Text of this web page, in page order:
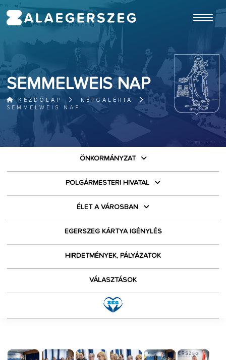
SEMMELWEIS NAP
KEZDŐLAP
KÉPGALÉRIA
SEMMELWEIS NAP
ÖNKORMÁNYZAT
POLGÁRMESTERI HIVATAL
ÉLET A VÁROSBAN
EGERSZEG KÁRTYA IGÉNYLÉS
HIRDETMÉNYEK, PÁLYÁZATOK
VÁLASZTÁSOK